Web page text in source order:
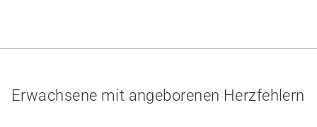
Erwachsene mit angeborenen Herzfehlern